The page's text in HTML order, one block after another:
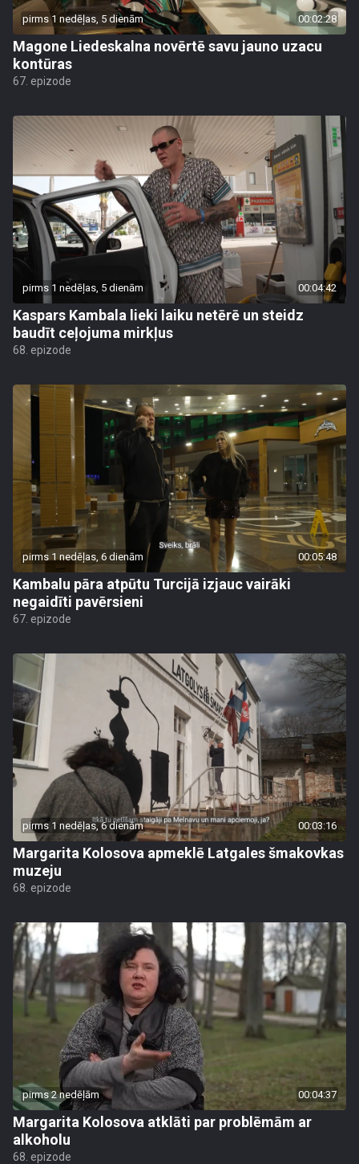
pirms 1 nedēļas, 5 dienām 00:02:28
Magone Liedeskalna novērtē savu jauno uzacu
kontūras
67. epizode
pirms 1 nedēļas, 5 dienām 00:04:42
Kaspars Kambala lieki laiku netērē un steidz
baudīt ceļojuma mirkļus
68. epizode
pirms 1 nedēļas, 6 dienām 00:05:48
Kambalu pāra atpūtu Turcijā izjauc vairāki
negaidīti pavērsieni
67. epizode
pirms 1 nedēļas, 6 dienām 00:03:16
Margarita Kolosova apmeklē Latgales šmakovkas
muzeju
68. epizode
pirms 2 nedēļām 00:04:37
Margarita Kolosova atklāti par problēmām ar
alkoholu
68. epizode